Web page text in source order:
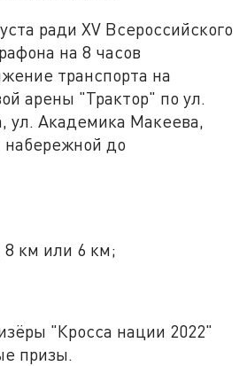
ради XV Всероссийского
на 8 часов
транспорта на
арены "Трактор" по ул.
ул. Академика Макеева,
набережной до
8 км или 6 км;
"Кросса нации 2022"
призы.